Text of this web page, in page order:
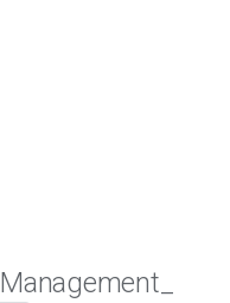
Management